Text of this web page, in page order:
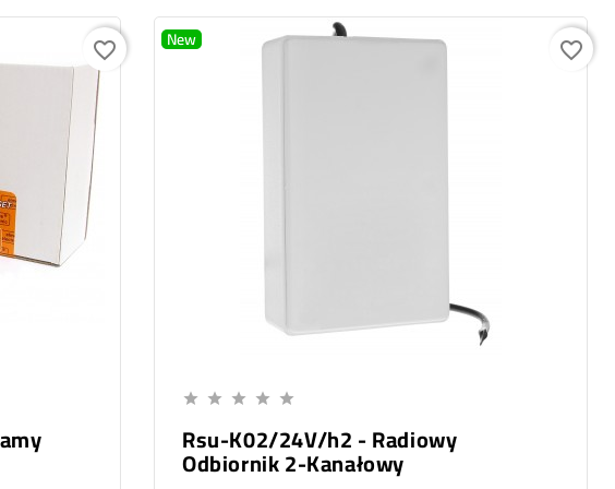
favorite_border New
    
Rsu-K02/24V/h2 - Radiowy
Odbiornik 2-Kanałowy
favorite_border